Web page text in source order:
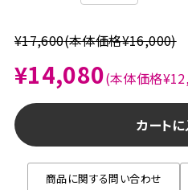
¥17,600(本体価格¥16,000)
¥14,080(本体価格
カート
商品に関する問い合わせ